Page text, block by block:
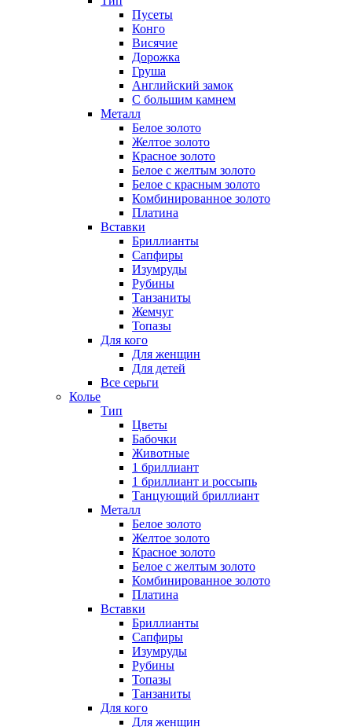
Пусеты
Конго
Висячие
Дорожка
Груша
Английский замок
С большим камнем
Металл
Белое золото
Желтое золото
Красное золото
Белое с желтым золото
Белое с красным золото
Комбинированное золото
Платина
Вставки
Бриллианты
Сапфиры
Изумруды
Рубины
Танзаниты
Жемчуг
Топазы
Для кого
Для женщин
Для детей
Все серьги
Колье
Тип
Цветы
Бабочки
Животные
1 бриллиант
1 бриллиант и россыпь
Танцующий бриллиант
Металл
Белое золото
Желтое золото
Красное золото
Белое с желтым золото
Комбинированное золото
Платина
Вставки
Бриллианты
Сапфиры
Изумруды
Рубины
Топазы
Танзаниты
Для кого
Для женщин